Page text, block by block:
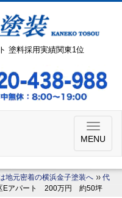
塗料採用実績関東1位
MENU
地元密着の横浜金子塗装へ
代
Eアパート 200万円 約50坪